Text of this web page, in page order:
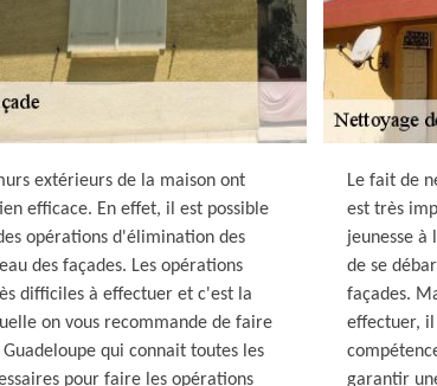
extérieurs de la maison ont
efficace. En effet, il est possible
opérations d'élimination des
des façades. Les opérations
difficiles à effectuer et c'est la
on vous recommande de faire
qui connait toutes les
pour faire les opérations
Le fait de
est très
jeunesse à
de se
façades.
effectuer,
garantir